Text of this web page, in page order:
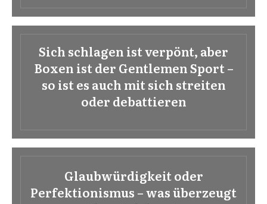
Sich schlagen ist verpönt, aber
Boxen ist der Gentlemen Sport –
so ist es auch mit sich streiten
oder debattieren
Glaubwürdigkeit oder
Perfektionismus – was überzeugt